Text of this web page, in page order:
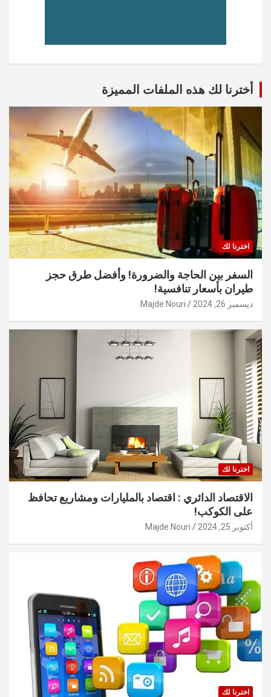
أخترنا لك هذه الملفات المميزة
اخترنا لك
السفر بين الحاجة والضرورة! وأفضل طرق حجز
طيران بأسعار تنافسية!
ديسمبر 26, 2024 Majde Nouri
اخترنا لك
الاقتصاد الدائري : اقتصاد بالمليارات ومشاريع تحافظ
على الكوكب!
أكتوبر 25, 2024 Majde Nouri
اخترنا لك